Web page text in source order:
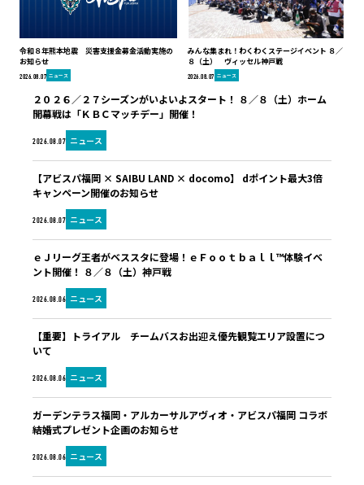
令和８年熊本地震 災害支援金募金活動実施の
お知らせ
2026.08.07 ニュース
みんな集まれ！わくわくステージイベント ８／
８（土） ヴィッセル神戸戦
2026.08.07 ニュース
2026.08.07 ニュース
２０２６／２７シーズンがいよいよスタート！ ８／８（土）ホーム
開幕戦は「ＫＢＣマッチデー」開催！
2026.08.07 ニュース
【アビスパ福岡 × SAIBU LAND × docomo】 dポイント最大3倍
キャンペーン開催のお知らせ
2026.08.06 ニュース
ｅＪリーグ王者がベススタに登場！ｅＦｏｏｔｂａｌｌ™体験イベ
ント開催！ ８／８（土）神戸戦
2026.08.06 ニュース
【重要】トライアル チームバスお出迎え優先観覧エリア設置につ
いて
2026.08.06 ニュース
ガーデンテラス福岡・アルカーサルアヴィオ・アビスパ福岡 コラボ
結婚式プレゼント企画のお知らせ